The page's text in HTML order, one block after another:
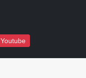
Youtube